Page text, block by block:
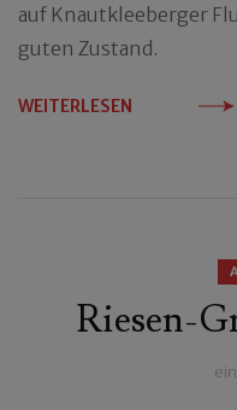
auf Knautkleeberger
guten Zustand.
WEITERLESEN
Riesen-
ein